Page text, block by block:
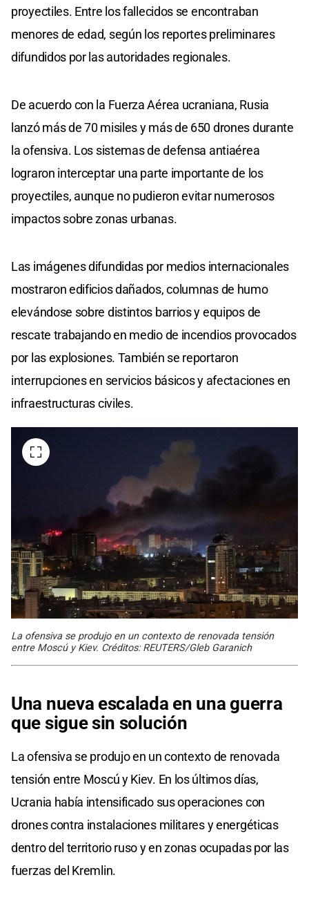
proyectiles. Entre los fallecidos se encontraban
menores de edad, según los reportes preliminares
difundidos por las autoridades regionales.
De acuerdo con la Fuerza Aérea ucraniana, Rusia
lanzó más de 70 misiles y más de 650 drones durante
la ofensiva. Los sistemas de defensa antiaérea
lograron interceptar una parte importante de los
proyectiles, aunque no pudieron evitar numerosos
impactos sobre zonas urbanas.
Las imágenes difundidas por medios internacionales
mostraron edificios dañados, columnas de humo
elevándose sobre distintos barrios y equipos de
rescate trabajando en medio de incendios provocados
por las explosiones. También se reportaron
interrupciones en servicios básicos y afectaciones en
infraestructuras civiles.
La ofensiva se produjo en un contexto de renovada tensión
entre Moscú y Kiev. Créditos: REUTERS/Gleb Garanich
Una nueva escalada en una guerra
que sigue sin solución
La ofensiva se produjo en un contexto de renovada
tensión entre Moscú y Kiev. En los últimos días,
Ucrania había intensificado sus operaciones con
drones contra instalaciones militares y energéticas
dentro del territorio ruso y en zonas ocupadas por las
fuerzas del Kremlin.